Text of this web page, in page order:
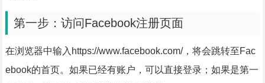
第一步：访问Facebook注册页面
在浏览器中输入https://www.facebook.com/，将会跳转至Fac
ebook的首页。如果已经有账户，可以直接登录；如果是第一